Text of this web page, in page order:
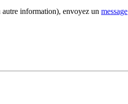
information), envoyez un message